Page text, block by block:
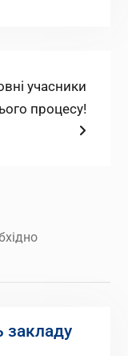
учасники
процесу!
закладу